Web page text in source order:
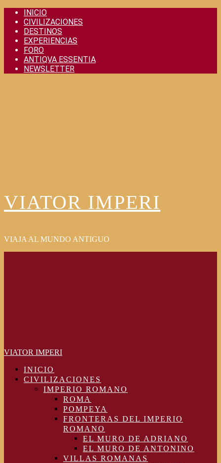
Skip
content
INICIO
CIVILIZACIONES
DESTINOS
EXPERIENCIAS
FORO
ANTIQVA ESSENTIA
NEWSLETTER
VIATOR IMPERI
VIAJA AL MUNDO ANTIGUO
VIATOR IMPERI
INICIO
CIVILIZACIONES
IMPERIO ROMANO
ROMA
POMPEYA
FRONTERAS DEL IMPERIO
ROMANO
EL MURO DE ADRIANO
EL MURO DE ANTONINO
VILLAS ROMANAS